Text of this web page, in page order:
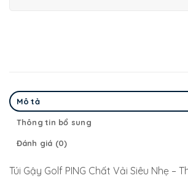
Mô tả
Thông tin bổ sung
Đánh giá (0)
Túi Gậy Golf PING Chất Vải Siêu Nhẹ –